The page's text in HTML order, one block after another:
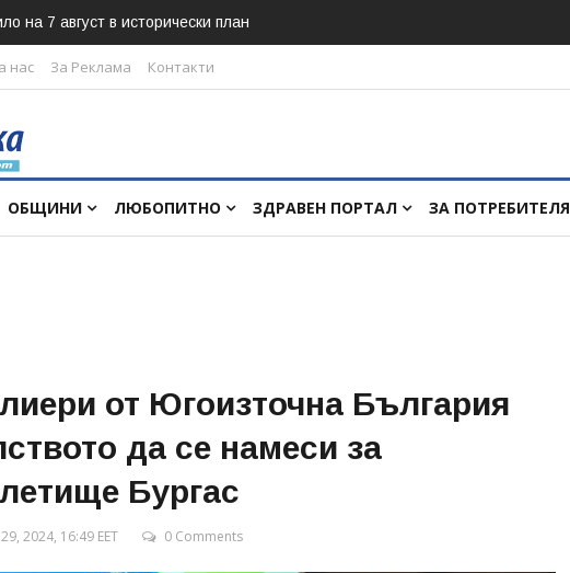
на 7 август в исторически план
нас За Реклама Контакти
ОБЩИНИ ЛЮБОПИТНО ЗДРАВЕН ПОРТАЛ ЗА ПОТРЕБИТЕЛЯ
от Югоизточна България
да се намеси за
Бургас
2024, 16:49 EET 0 Comments